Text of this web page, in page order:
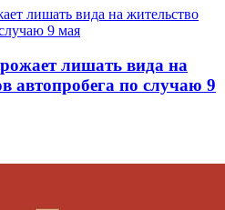
лишать вида на
автопробега по случаю 9